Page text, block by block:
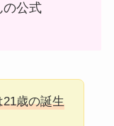
公式
歳の誕生